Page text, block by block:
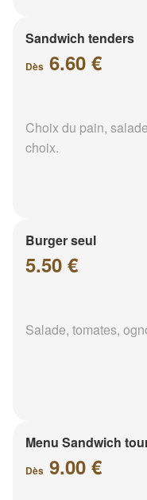
Sandwich tenders
Dès 6.60 €
Choix du pain,
choix.
Burger seul
5.50 €
Salade, tomates,
Menu Sandwich
Dès 9.00 €